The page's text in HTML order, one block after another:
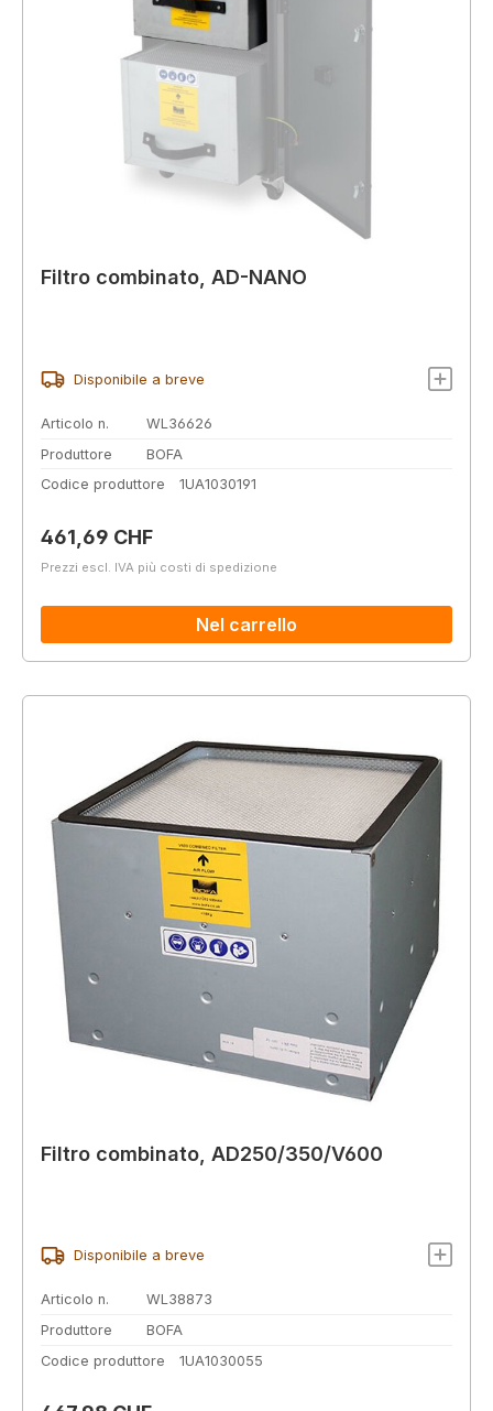
Filtro combinato, AD-NANO
Disponibile a breve
Articolo n.
WL36626
Produttore
BOFA
Codice produttore
1UA1030191
Prezzo normale:
461,69 CHF
Prezzi escl. IVA più costi di spedizione
Nel carrello
Filtro combinato, AD250/350/V600
Disponibile a breve
Articolo n.
WL38873
Produttore
BOFA
Codice produttore
1UA1030055